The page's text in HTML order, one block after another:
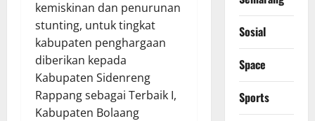
kemiskinan dan penurunan
stunting, untuk tingkat
kabupaten penghargaan
diberikan kepada
Kabupaten Sidenreng
Rappang sebagai Terbaik I,
Kabupaten Bolaang
Sosial
Space
Sports